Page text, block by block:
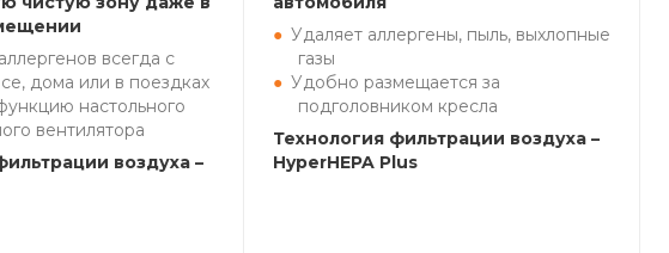
всегда с
дома или в поездках
настольного
вентилятора
воздуха –
Удаляет аллергены, пыль, выхлопные
газы
Удобно размещается за
подголовником кресла
Технология фильтрации воздуха –
HyperHEPA Plus